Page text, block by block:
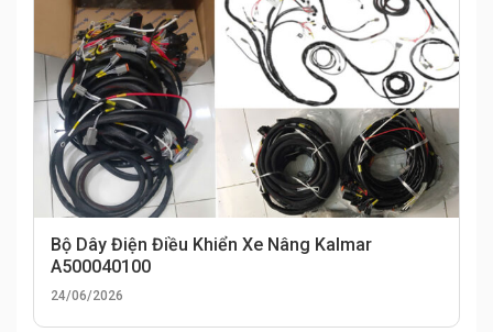
Bộ Dây Điện Điều Khiển Xe Nâng Kalmar
A500040100
24/06/2026